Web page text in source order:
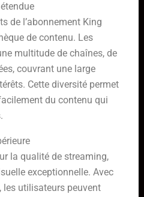
de l’abonnement King
de contenu. Les
multitude de chaînes, de
couvrant une large
Cette diversité permet
du contenu qui
la qualité de streaming,
exceptionnelle. Avec
les utilisateurs peuvent